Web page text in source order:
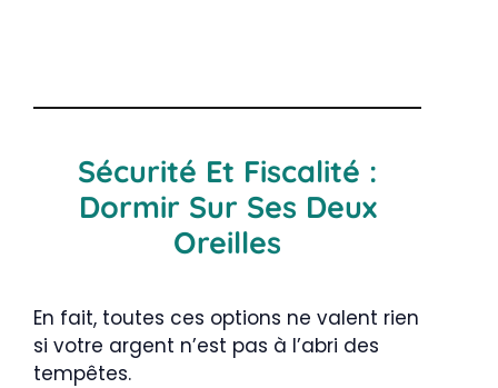
Sécurité Et Fiscalité :
Dormir Sur Ses Deux
Oreilles
En fait, toutes ces options ne valent rien
si votre argent n’est pas à l’abri des
tempêtes.